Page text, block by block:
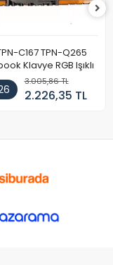
C167 TPN-Q265
Klavye RGB Işıklı
3.005,86 TL
2.226,35 TL